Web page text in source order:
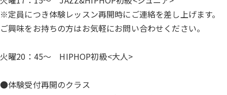
※定員につき体験レッスン再開時にご連絡を差し上げます。
ご興味をお持ちの方はお気軽にお問い合わせください。
火曜20：45～ HIPHOP初級<大人>
●体験受付再開のクラス